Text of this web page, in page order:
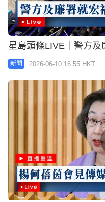
星島頭條LIVE｜警方
新聞 2026-06-10 16:55 HKT